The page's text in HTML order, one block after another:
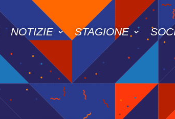
NOTIZIE STAGIONE